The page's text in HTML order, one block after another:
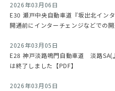
2026年03月06日
E30 瀬戸中央自動車道『坂出北イン
開通前にインターチェンジなどでの開
2026年03月05日
E28 神戸淡路鳴門自動車道 淡路SA(
は終了しました【PDF】
2026年03月05日